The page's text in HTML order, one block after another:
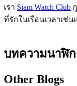
เรา Siam Watch Club
ที่รักในเรือนเวลาเช่
บทความนาฬิ
Other Blogs